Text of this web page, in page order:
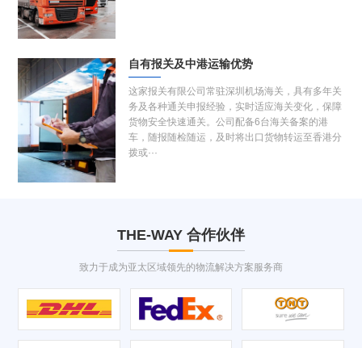
自有报关及中港运输优势
这家报关有限公司常驻深圳机场海关，具有多年关
务及各种通关申报经验，实时适应海关变化，保障
货物安全快速通关。公司配备6台海关备案的港
车，随报随检随运，及时将出口货物转运至香港分
拨或···
THE-WAY 合作伙伴
致力于成为亚太区域领先的物流解决方案服务商